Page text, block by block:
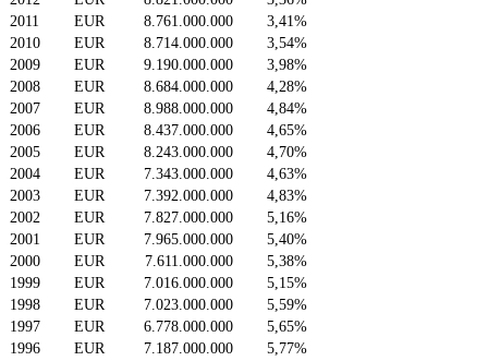
2011
EUR 8.761.000.000
3,41%
2010
EUR 8.714.000.000
3,54%
2009
EUR 9.190.000.000
3,98%
2008
EUR 8.684.000.000
4,28%
2007
EUR 8.988.000.000
4,84%
2006
EUR 8.437.000.000
4,65%
2005
EUR 8.243.000.000
4,70%
2004
EUR 7.343.000.000
4,63%
2003
EUR 7.392.000.000
4,83%
2002
EUR 7.827.000.000
5,16%
2001
EUR 7.965.000.000
5,40%
2000
EUR 7.611.000.000
5,38%
1999
EUR 7.016.000.000
5,15%
1998
EUR 7.023.000.000
5,59%
1997
EUR 6.778.000.000
5,65%
1996
EUR 7.187.000.000
5,77%